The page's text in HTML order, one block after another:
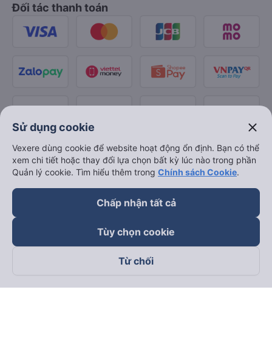
Đối tác thanh toán
Theo dõi chúng tôi trên
Sử dụng cookie close
Vexere dùng cookie để website hoạt động ổn định. Bạn có thể
xem chi tiết hoặc thay đổi lựa chọn bất kỳ lúc nào trong phần
Quản lý cookie. Tìm hiểu thêm trong Chính sách Cookie.
Chấp nhận tất cả
Tùy chọn cookie
Từ chối